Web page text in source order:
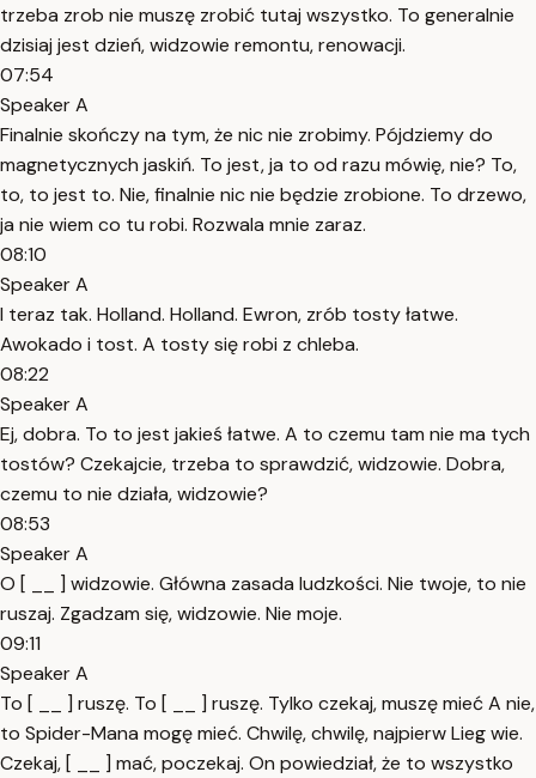
trzeba zrob nie muszę zrobić tutaj wszystko. To generalnie
dzisiaj jest dzień, widzowie remontu, renowacji.
07:54
Speaker A
Finalnie skończy na tym, że nic nie zrobimy. Pójdziemy do
magnetycznych jaskiń. To jest, ja to od razu mówię, nie? To,
to, to jest to. Nie, finalnie nic nie będzie zrobione. To drzewo,
ja nie wiem co tu robi. Rozwala mnie zaraz.
08:10
Speaker A
I teraz tak. Holland. Holland. Ewron, zrób tosty łatwe.
Awokado i tost. A tosty się robi z chleba.
08:22
Speaker A
Ej, dobra. To to jest jakieś łatwe. A to czemu tam nie ma tych
tostów? Czekajcie, trzeba to sprawdzić, widzowie. Dobra,
czemu to nie działa, widzowie?
08:53
Speaker A
O [ __ ] widzowie. Główna zasada ludzkości. Nie twoje, to nie
ruszaj. Zgadzam się, widzowie. Nie moje.
09:11
Speaker A
To [ __ ] ruszę. To [ __ ] ruszę. Tylko czekaj, muszę mieć A nie,
to Spider-Mana mogę mieć. Chwilę, chwilę, najpierw Lieg wie.
Czekaj, [ __ ] mać, poczekaj. On powiedział, że to wszystko